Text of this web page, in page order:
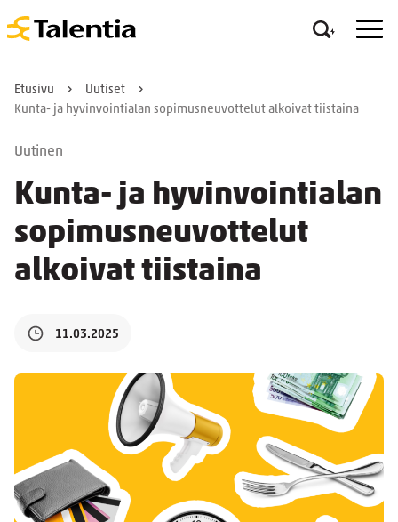
Etusivu
Uutiset
Kunta- ja hyvinvointialan sopimusneuvottelut alkoivat tiistaina
Uutinen
Kunta- ja hyvinvointialan
sopimusneuvottelut
alkoivat tiistaina
11.03.2025